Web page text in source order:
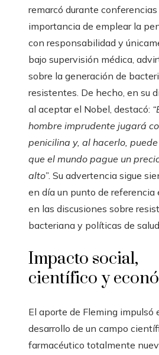
remarcó durante
importancia de emplear la
con responsabilidad y
bajo supervisión médica,
sobre la generación de
resistentes. De hecho, en su
al aceptar el Nobel, destacó:
hombre imprudente jugará
penicilina y, al hacerlo,
que el mundo pague un
alto”. Su advertencia sigue
en día un punto de referencia
en las discusiones sobre
bacteriana y políticas de
Impacto social,
científico y
El aporte de Fleming impulsó
desarrollo de un campo
farmacéutico totalmente